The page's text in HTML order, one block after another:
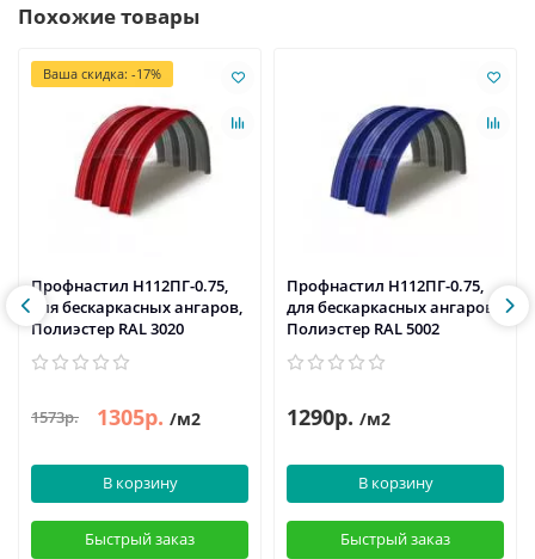
Похожие товары
Ваша скидка: -17%
Профнастил H112ПГ-0.75,
для бескаркасных ангаров,
Полиэстер RAL 3020
1573р. 1305р. /м2
В корзину
Быстрый заказ
Профнастил H112ПГ-0.75,
для бескаркасных ангаров,
Полиэстер RAL 5002
1290р. /м2
В корзину
Быстрый заказ